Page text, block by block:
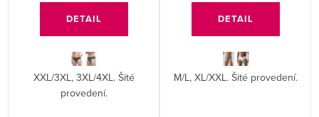
DETAIL
XXL/3XL, 3XL/4XL. Šité
provedení.
DETAIL
M/L, XL/XXL. Šité provedení.